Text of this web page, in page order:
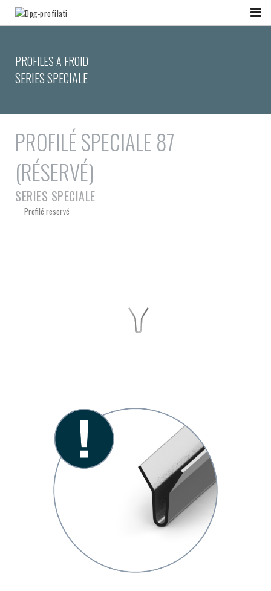
PROFILES A FROID
SERIES SPECIALE
PROFILÉ SPECIALE 87
(RÉSERVÉ)
SERIES SPECIALE
Profilé reservé